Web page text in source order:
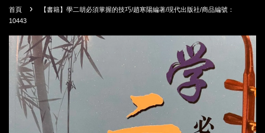
首頁 ›
【書籍】學二胡必須掌握的技巧/趙寒陽編著/現代出版社/商品編號：
10443